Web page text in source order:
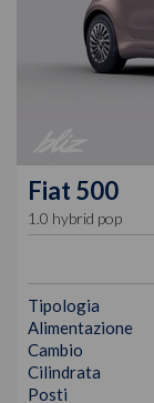
Fiat 500
1.0 hybrid pop
Tipologia
Alimentazione
Cambio
Cilindrata
Posti